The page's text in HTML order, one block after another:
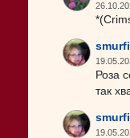
Роза
так